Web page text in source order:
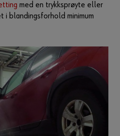
med en trykksprøyte eller
i blandingsforhold minimum